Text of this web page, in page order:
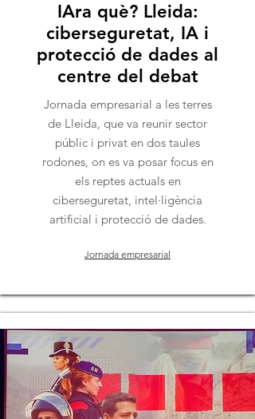
IAra què? Lleida:
ciberseguretat, IA i
protecció de dades al
centre del debat
Jornada empresarial a les terres
de Lleida, que va reunir sector
públic i privat en dos taules
rodones, on es va posar focus en
els reptes actuals en
ciberseguretat, intel·ligència
artificial i protecció de dades.
Jornada empresarial